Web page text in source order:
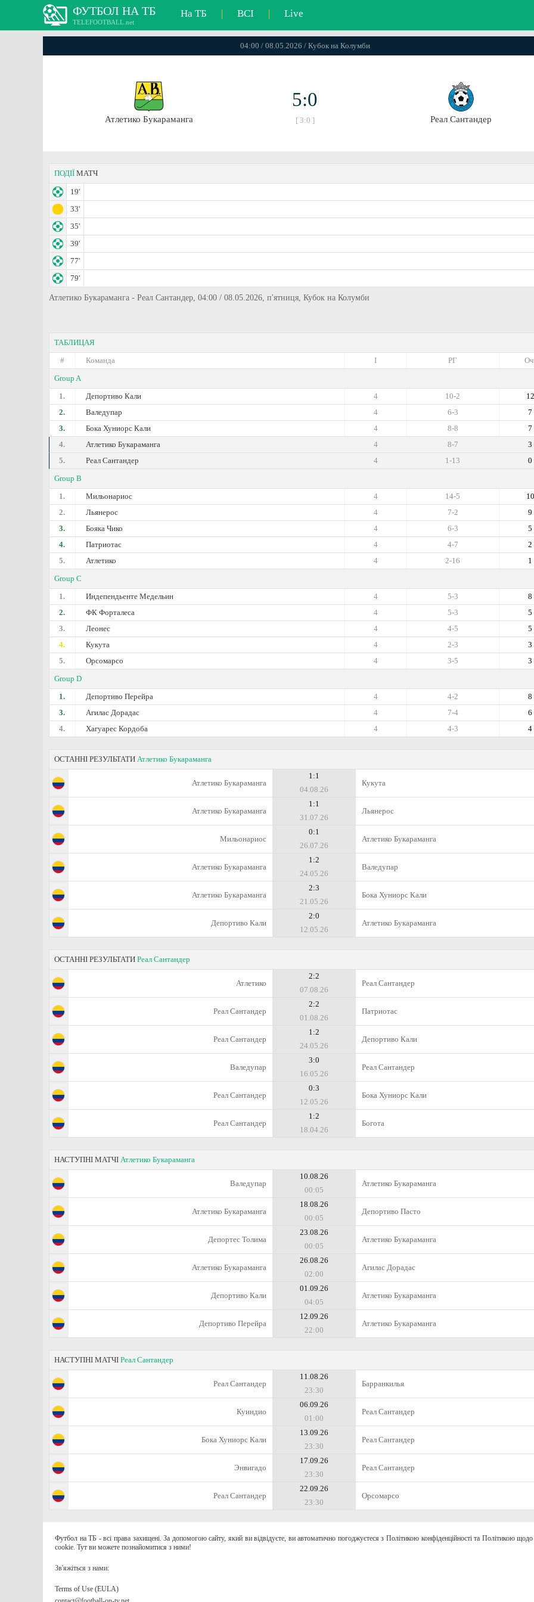
ФУТБОЛ НА ТБ
TELEFOOTBALL.net
На ТБ | ВСІ | Live
04:00 / 08.05.2026 / Кубок на Колумби
Атлетико Букараманга
5:0
[ 3:0 ] Реал Сантандер
ПОДІЇ МАТЧ
19'
33'
35'
39'
77'
79'
Атлетико Букараманга - Реал Сантандер, 04:00 / 08.05.2026, п'ятниця, Кубок на Колумби
ТАБЛИЦАЯ
#
Команда РГ
I
Group A
1.
Депортиво Кали 12
10-2
4
2.
Валедупар 7
6-3
4
3.
Бока Хуниорс Кали 7
8-8
4
4.
Атлетико Букараманга 3
8-7
4
5.
Реал Сантандер 0
1-13
4
Group B
1.
Мильонариос 10
14-5
4
2.
Льянерос 9
7-2
4
3.
Бояка Чико 5
6-3
4
4.
Патриотас 2
4-7
4
5.
Атлетико 1
2-16
4
Group C
1.
Индепендьенте Медельин 8
5-3
4
2.
ФК Форталеса 5
5-3
4
3.
Леонес 5
4-5
4
4.
Кукута 3
2-3
4
5.
Орсомарсо 3
3-5
4
Group D
1.
Депортиво Перейра 8
4-2
4
3.
Агилас Дорадас 6
7-4
4
4.
Хагуарес Кордоба 4
4-3
4
ОСТАННІ РЕЗУЛЬТАТИ Атлетико Букараманга
Атлетико Букараманга
1:1
04.08.26
Кукута
Атлетико Букараманга
1:1
31.07.26
Льянерос
Мильонариос
0:1
26.07.26
Атлетико Букараманга
Атлетико Букараманга
1:2
24.05.26
Валедупар
Атлетико Букараманга
2:3
21.05.26
Бока Хуниорс Кали
Депортиво Кали
2:0
12.05.26
Атлетико Букараманга
ОСТАННІ РЕЗУЛЬТАТИ Реал Сантандер
Атлетико
2:2
07.08.26
Реал Сантандер
Реал Сантандер
2:2
01.08.26
Патриотас
Реал Сантандер
1:2
24.05.26
Депортиво Кали
Валедупар
3:0
16.05.26
Реал Сантандер
Реал Сантандер
0:3
12.05.26
Бока Хуниорс Кали
Реал Сантандер
1:2
18.04.26
Богота
НАСТУПНІ МАТЧІ Атлетико Букараманга
Валедупар
10.08.26
00:05
Атлетико Букараманга
Атлетико Букараманга
18.08.26
00:05
Депортиво Пасто
Депортес Толима
23.08.26
00:05
Атлетико Букараманга
Атлетико Букараманга
26.08.26
02:00
Агилас Дорадас
Депортиво Кали
01.09.26
04:05
Атлетико Букараманга
Депортиво Перейра
12.09.26
22:00
Атлетико Букараманга
НАСТУПНІ МАТЧІ Реал Сантандер
Реал Сантандер
11.08.26
23:30
Барранкилья
Куиндио
06.09.26
01:00
Реал Сантандер
Бока Хуниорс Кали
13.09.26
23:30
Реал Сантандер
Энвигадо
17.09.26
23:30
Реал Сантандер
Реал Сантандер
22.09.26
23:30
Орсомарсо
Футбол на ТБ - всі права захищені. За допомогою сайту, який ви відвідуєте, ви автоматично погоджуєтеся з Політикою конфіденційності та Політикою
cookie. Тут ви можете познайомитися з ними!
Зв'яжіться з нами:
Terms of Use (EULA)